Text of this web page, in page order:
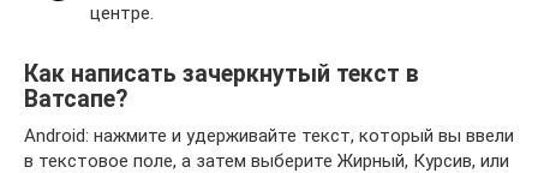
центре.
Как написать зачеркнутый текст в
Ватсапе?
Android: нажмите и удерживайте текст, который вы ввели
в текстовое поле, а затем выберите Жирный, Курсив, или